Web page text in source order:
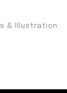
& Illustration: